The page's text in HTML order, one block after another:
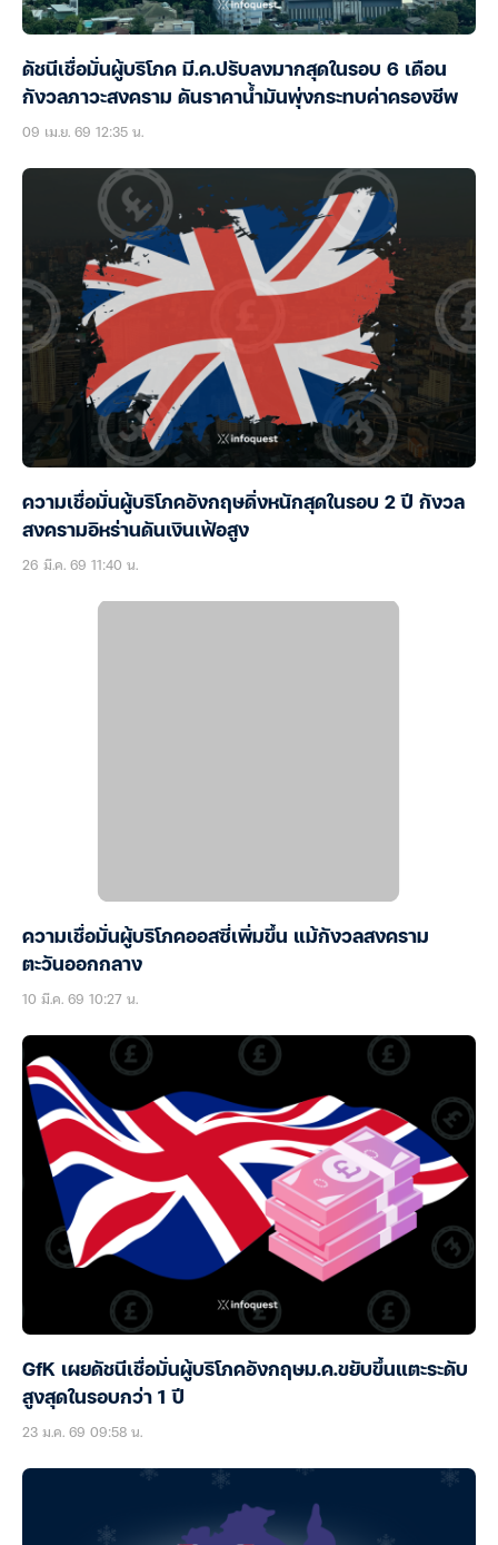
ดัชนีเชื่อมั่นผู้บริโภค มี.ค.ปรับลงมากสุดในรอบ 6 เดือน
กังวลภาวะสงคราม ดันราคาน้ำมันพุ่งกระทบค่าครองชีพ
09 เม.ย. 69 12:35 น.
ความเชื่อมั่นผู้บริโภคอังกฤษดิ่งหนักสุดในรอบ 2 ปี กังวล
สงครามอิหร่านดันเงินเฟ้อสูง
26 มี.ค. 69 11:40 น.
ความเชื่อมั่นผู้บริโภคออสซี่เพิ่มขึ้น แม้กังวลสงคราม
ตะวันออกกลาง
10 มี.ค. 69 10:27 น.
GfK เผยดัชนีเชื่อมั่นผู้บริโภคอังกฤษม.ค.ขยับขึ้นแตะระดับ
สูงสุดในรอบกว่า 1 ปี
23 ม.ค. 69 09:58 น.